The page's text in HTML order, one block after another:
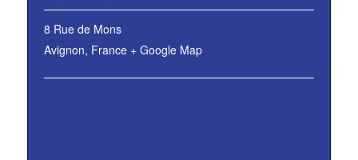
8 Rue de Mons
Avignon, France + Google Map